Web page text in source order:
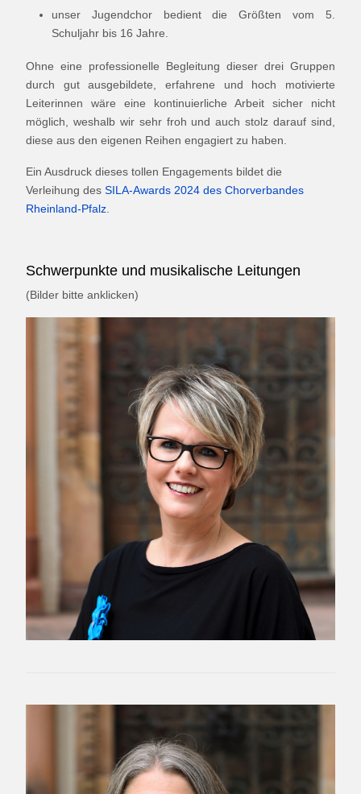
unser Jugendchor bedient die Größten vom 5.
Schuljahr bis 16 Jahre.
Ohne eine professionelle Begleitung dieser drei Gruppen
durch gut ausgebildete, erfahrene und hoch motivierte
Leiterinnen wäre eine kontinuierliche Arbeit sicher nicht
möglich, weshalb wir sehr froh und auch stolz darauf sind,
diese aus den eigenen Reihen engagiert zu haben.
Ein Ausdruck dieses tollen Engagements bildet die
Verleihung des SILA-Awards 2024 des Chorverbandes
Rheinland-Pfalz
Schwerpunkte und musikalische Leitungen
(Bilder bitte anklicken)